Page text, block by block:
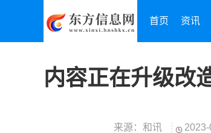
首页 资讯
内容正在升级改
来源：和讯